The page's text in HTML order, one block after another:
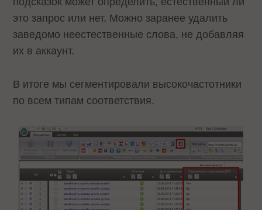
это запрос или нет. Можно заранее удалить
заведомо неестественные слова, не добавляя
их в аккаунт.
В итоге мы сегментировали высокочастотники
по всем типам соответствия.